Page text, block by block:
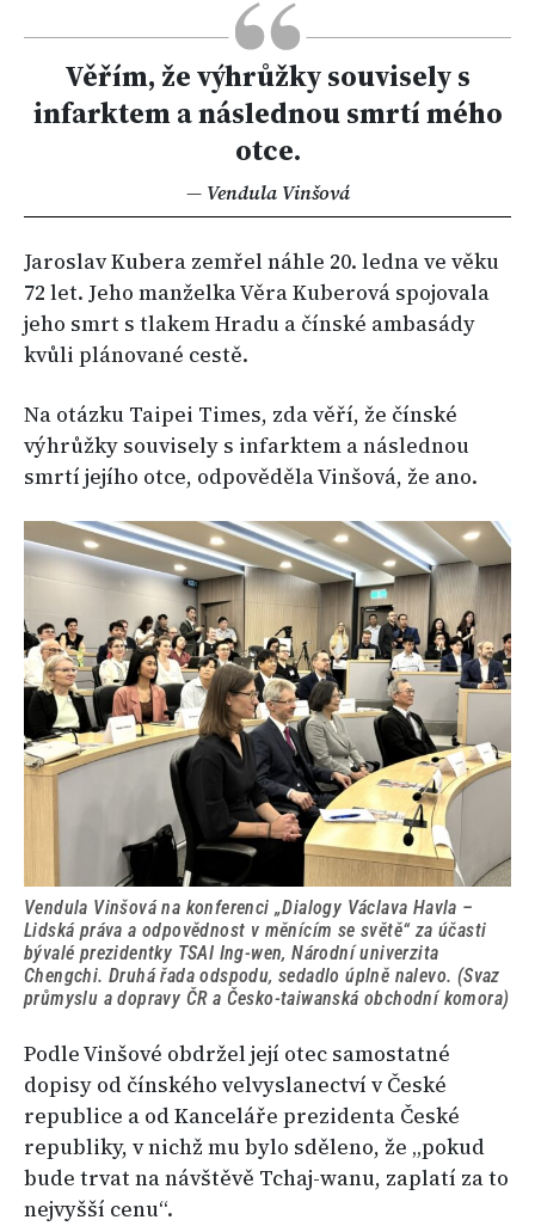
Věřím, že výhrůžky souvisely s
infarktem a následnou smrtí mého
otce.
— Vendula Vinšová
Jaroslav Kubera zemřel náhle 20. ledna ve věku
72 let. Jeho manželka Věra Kuberová spojovala
jeho smrt s tlakem Hradu a čínské ambasády
kvůli plánované cestě.
Na otázku Taipei Times, zda věří, že čínské
výhrůžky souvisely s infarktem a následnou
smrtí jejího otce, odpověděla Vinšová, že ano.
Vendula Vinšová na konferenci „Dialogy Václava Havla –
Lidská práva a odpovědnost v měnícím se světě“ za účasti
bývalé prezidentky TSAI Ing-wen, Národní univerzita
Chengchi. Druhá řada odspodu, sedadlo úplně nalevo. (Svaz
průmyslu a dopravy ČR a Česko-taiwanská obchodní komora)
Podle Vinšové obdržel její otec samostatné
dopisy od čínského velvyslanectví v České
republice a od Kanceláře prezidenta České
republiky, v nichž mu bylo sděleno, že „pokud
bude trvat na návštěvě Tchaj-wanu, zaplatí za to
nejvyšší cenu“.